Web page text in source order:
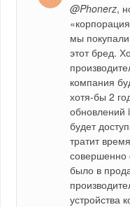
@Phonerz,
мы
этот бред.
компания
хотя-бы 2
обновлений
будет
тратит
совершенно
было в
устройства